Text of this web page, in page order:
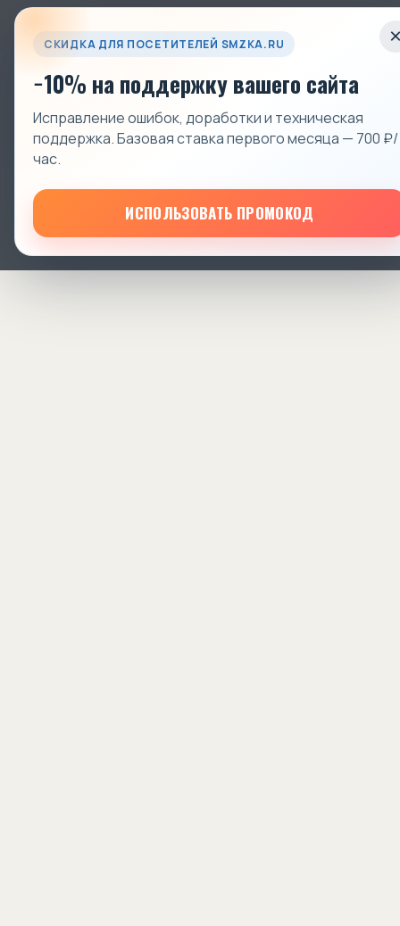
СКИДКА ДЛЯ ПОСЕТИТЕЛЕЙ SMZKA.RU
−10% на поддержку вашего сайта
Исправление ошибок, доработки и техническая
поддержка. Базовая ставка первого месяца — 700 ₽/
час.
ИСПОЛЬЗОВАТЬ ПРОМОКОД